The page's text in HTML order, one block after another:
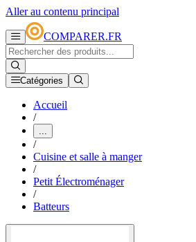
Aller au contenu principal
COMPARER.FR
Catégories
Accueil
/
...
/
Cuisine et salle à manger
/
Petit Électroménager
/
Batteurs